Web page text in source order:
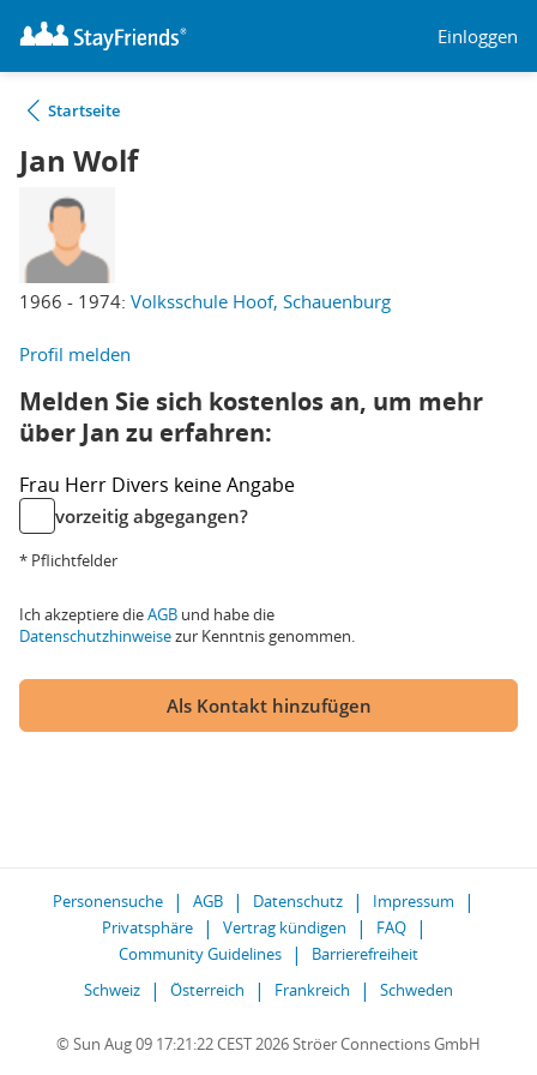
Einloggen
Startseite
Jan Wolf
1966 - 1974: Volksschule Hoof, Schauenburg
Profil melden
Melden Sie sich kostenlos an, um mehr
über Jan zu erfahren:
Frau Herr Divers keine Angabe
vorzeitig abgegangen?
* Pflichtfelder
Ich akzeptiere dieAGB und habe die
Datenschutzhinweisezur Kenntnis genommen.
Als Kontakt hinzufügen
Personensuche AGB Datenschutz
Impressum
Privatsphäre
Vertrag kündigen
FAQ
Community Guidelines
Barrierefreiheit
Schweiz
Österreich Frankreich Schweden
© Sun Aug 09 17:21:22 CEST 2026 Ströer Connections GmbH